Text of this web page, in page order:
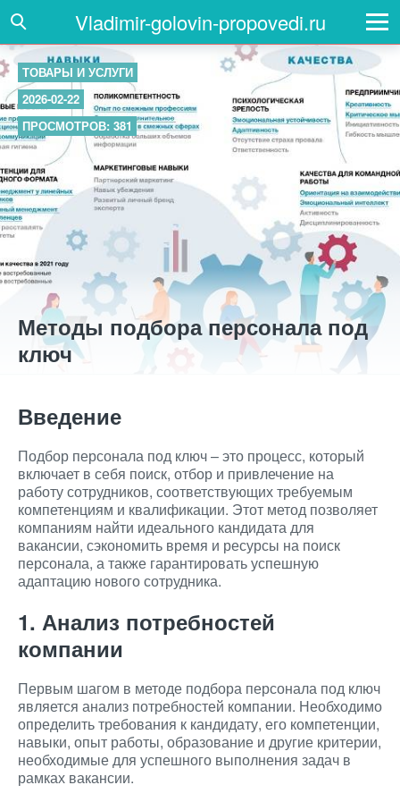
Vladimir-golovin-propovedi.ru
ТОВАРЫ И УСЛУГИ
2026-02-22
ПРОСМОТРОВ: 381
Методы подбора персонала под
ключ
Введение
Подбор персонала под ключ – это процесс, который
включает в себя поиск, отбор и привлечение на
работу сотрудников, соответствующих требуемым
компетенциям и квалификации. Этот метод позволяет
компаниям найти идеального кандидата для
вакансии, сэкономить время и ресурсы на поиск
персонала, а также гарантировать успешную
адаптацию нового сотрудника.
1. Анализ потребностей
компании
Первым шагом в методе подбора персонала под ключ
является анализ потребностей компании. Необходимо
определить требования к кандидату, его компетенции,
навыки, опыт работы, образование и другие критерии,
необходимые для успешного выполнения задач в
рамках вакансии.